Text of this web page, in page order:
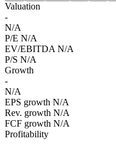
Valuation
-
N/A
P/E N/A
EV/EBITDA N/A
P/S N/A
Growth
-
N/A
EPS growth N/A
Rev. growth N/A
FCF growth N/A
Profitability